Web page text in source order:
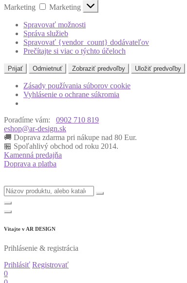
Marketing
Marketing
Spravovať možnosti
Správa služieb
Spravovať {vendor_count} dodávateľov
Prečítajte si viac o týchto účeloch
Prijať Odmietnuť Zobraziť predvoľby Uložiť predvoľby
Zásady používania súborov cookie
Vyhlásenie o ochrane súkromia
Poradíme vám:
0902 710 819
eshop@ar-design.sk
🚚 Doprava zdarma pri nákupe nad 80 Eur.
🏪 Spoľahlivý obchod od roku 2014.
Kamenná predajňa
Doprava a platba
Vitajte v AR DESIGN
Prihlásenie & registrácia
Prihlásiť Registrovať
0